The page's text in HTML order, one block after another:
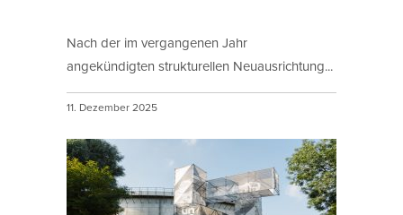
Nach der im vergangenen Jahr
angekündigten strukturellen Neuausrichtung...
11. Dezember 2025